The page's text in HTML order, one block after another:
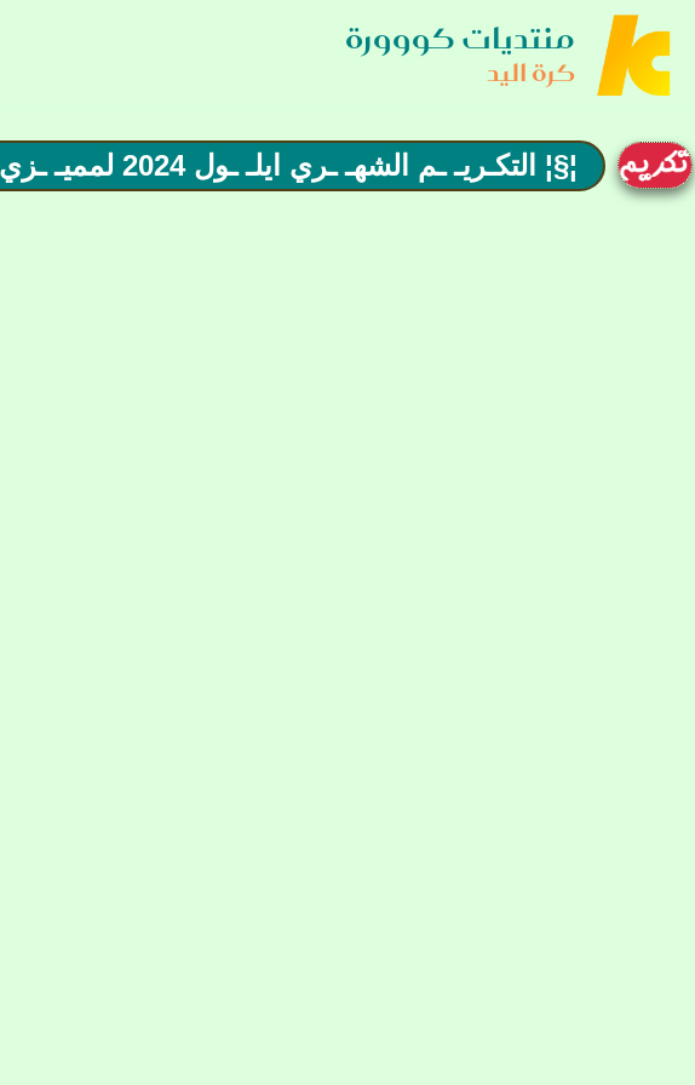
منتديات كووورة
كرة اليد
¦§¦ التكـريـ ـم الشهـ ـري ايلـ ـول 2024 لمميـ ـزي كـ ـرة الـ ـيد ¦§¦